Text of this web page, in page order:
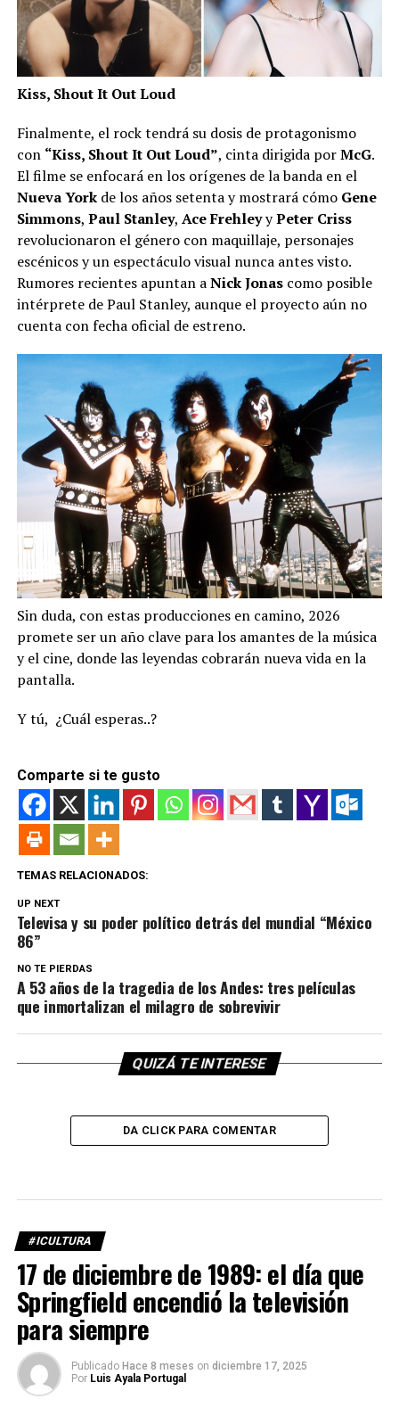
Kiss, Shout It Out Loud
Finalmente, el rock tendrá su dosis de protagonismo
con “Kiss, Shout It Out Loud”, cinta dirigida porMcG.
El filme se enfocará en los orígenes de la banda en el
Nueva Yorkde los años setenta y mostrará cómo Gene
Simmons, Paul Stanley, Ace FrehleyyPeter Criss
revolucionaron el género con maquillaje, personajes
escénicos y un espectáculo visual nunca antes visto.
Rumores recientes apuntan aNick Jonascomo posible
intérprete de Paul Stanley, aunque el proyecto aún no
cuenta con fecha oficial de estreno.
Sin duda, con estas producciones en camino, 2026
promete ser un año clave para los amantes de la música
y el cine, donde las leyendas cobrarán nueva vida en la
pantalla.
Y tú, ¿Cuál esperas..?
Comparte si te gusto
TEMAS RELACIONADOS:
UP NEXT
Televisa y su poder político detrás del mundial “México
86”
NO TE PIERDAS
A 53 años de la tragedia de los Andes: tres películas
que inmortalizan el milagro de sobrevivir
QUIZÁ TE INTERESE
DA CLICK PARA COMENTAR
#ICULTURA
17 de diciembre de 1989: el día que
Springfield encendió la televisión
para siempre
Publicado Hace 8 meses on diciembre 17, 2025
Por Luis Ayala Portugal